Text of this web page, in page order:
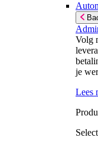
Volg
je
Lees